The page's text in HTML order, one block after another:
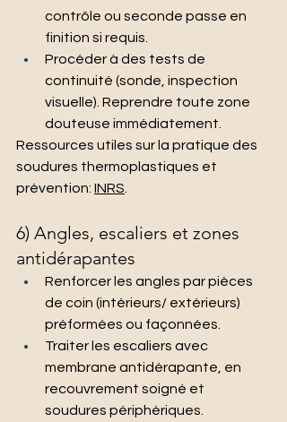
contrôle ou seconde passe en
finition si requis.
Procéder à des tests de
continuité (sonde, inspection
visuelle). Reprendre toute zone
douteuse immédiatement.
Ressources utiles sur la pratique des
soudures thermoplastiques et
prévention: INRS.
6) Angles, escaliers et zones
antidérapantes
Renforcer les angles par pièces
de coin (intérieurs/ extérieurs)
préformées ou façonnées.
Traiter les escaliers avec
membrane antidérapante, en
recouvrement soigné et
soudures périphériques.